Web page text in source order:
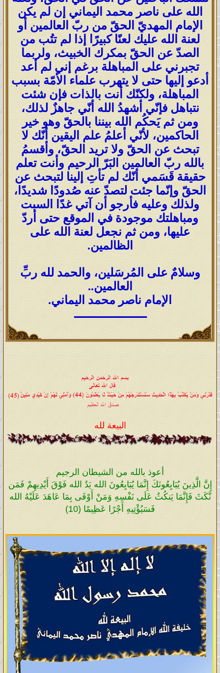
الله على ناصر محمد اليماني إن لم يكن
الإمام المهديّ الحقّ من ربّ العالمين أو
لعنة الله عليك لعنًا كبيرًا إذا لم تتُب من
الصدّ عن الحقّ بمكرك الخبيث، ولربما
تجبرني على المباهلة برغم إني لم أعد
أدعو إليها حتى لا يتهرب علماء الأمّة بسبب
المباهلة، ولكنّك أنت بالذات فإن شئت
نتباهل فإنّي أشهدُ الله أنّي جاهزٌ لذلك،
ومن ثم يَحكُم الله بيننا بالحقّ وهو خير
الحاكمين، لأنّي أعلمُ علم اليقين أنّك لا
تبحث عن الحقّ ولا تريد الحقّ، وأقسمُ
بالله ربّ العالمين البَرّ الرحيم وأنت تعلم
حقيقة قَسَمي أنّك لم تأتِ إلينا لتبحث عن
الحقّ وإنّما جئت لتصدّ عنه صُدودًا شديدًا،
ولذلك وعليه فأرجو أن آتي غدًا السبت
ومباهلتك موجودة في الموقع حتى أردّ
عليها، ومن ثم نجعل لعنة الله على
الظالمين.
وسلامٌ على المُرسَلين، والحمد لله ربِّ
العالمين..
الإمام ناصر محمد اليماني.
ـــــــــــــــــــــ
البيعة لله
أعوذ بالله من الشيطان الرجيم
إِنَّ الَّذِينَ يُبَايِعُونَكَ إِنَّمَا يُبَايِعُونَ الله يَدُ الله فَوْقَ أَيْدِيهِمْ فَمَن
نَّكَثَ فَإِنَّمَا يَنكُثُ عَلَى نَفْسِهِ وَمَنْ أَوْفَى بِمَا عَاهَدَ عَلَيْهُ الله
فَسَيُؤْتِيهِ أَجْرًا عَظِيمًا (10)